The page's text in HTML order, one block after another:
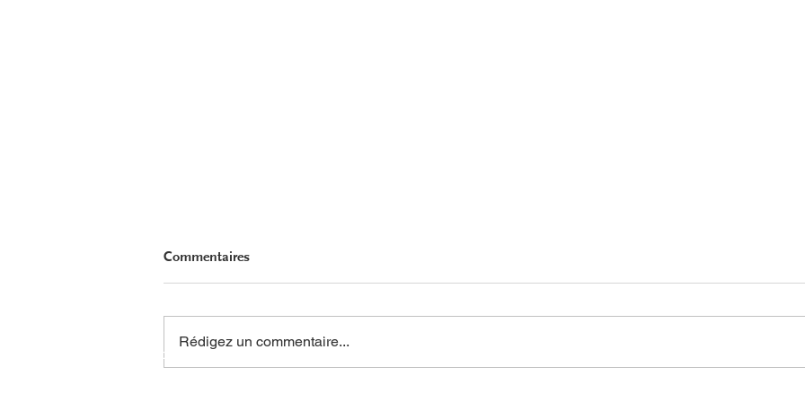
Commentaires
Rédigez un commentaire...
408 - 55, rue Water
Courriel :